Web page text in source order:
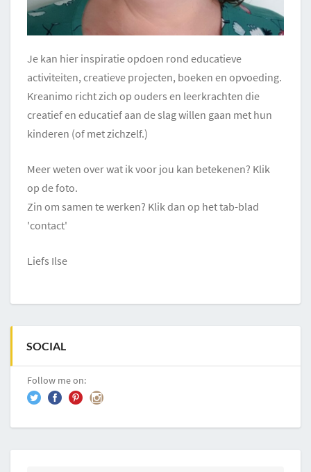
Je kan hier inspiratie opdoen rond educatieve
activiteiten, creatieve projecten, boeken en opvoeding.
Kreanimo richt zich op ouders en leerkrachten die
creatief en educatief aan de slag willen gaan met hun
kinderen (of met zichzelf.)
Meer weten over wat ik voor jou kan betekenen? Klik
op de foto.
Zin om samen te werken? Klik dan op het tab-blad
'contact'
Liefs Ilse
SOCIAL
Follow me on: